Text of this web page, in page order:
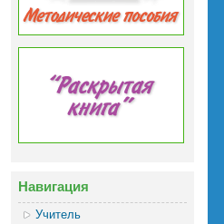
Навигация
Учитель